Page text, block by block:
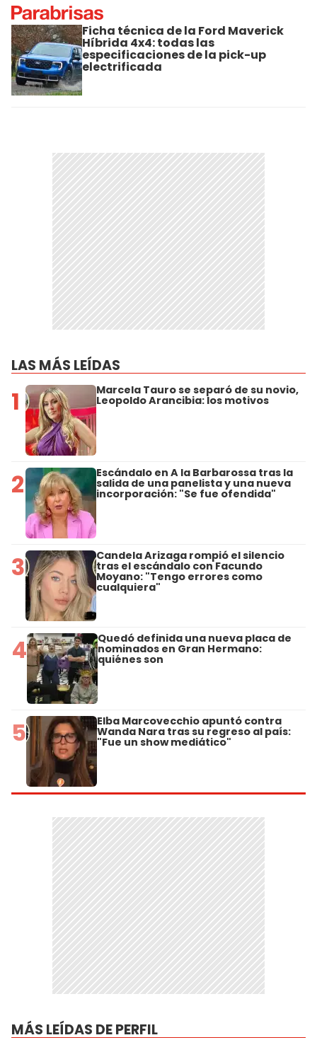
Ficha técnica de la Ford Maverick
Híbrida 4x4: todas las
especificaciones de la pick-up
electrificada
LAS MÁS LEÍDAS
1 Marcela Tauro se separó de su novio,
Leopoldo Arancibia: los motivos
2 Escándalo en A la Barbarossa tras la
salida de una panelista y una nueva
incorporación: "Se fue ofendida"
3 Candela Arizaga rompió el silencio
tras el escándalo con Facundo
Moyano: "Tengo errores como
cualquiera"
4 Quedó definida una nueva placa de
nominados en Gran Hermano:
quiénes son
5 Elba Marcovecchio apuntó contra
Wanda Nara tras su regreso al país:
"Fue un show mediático"
MÁS LEÍDAS DE PERFIL